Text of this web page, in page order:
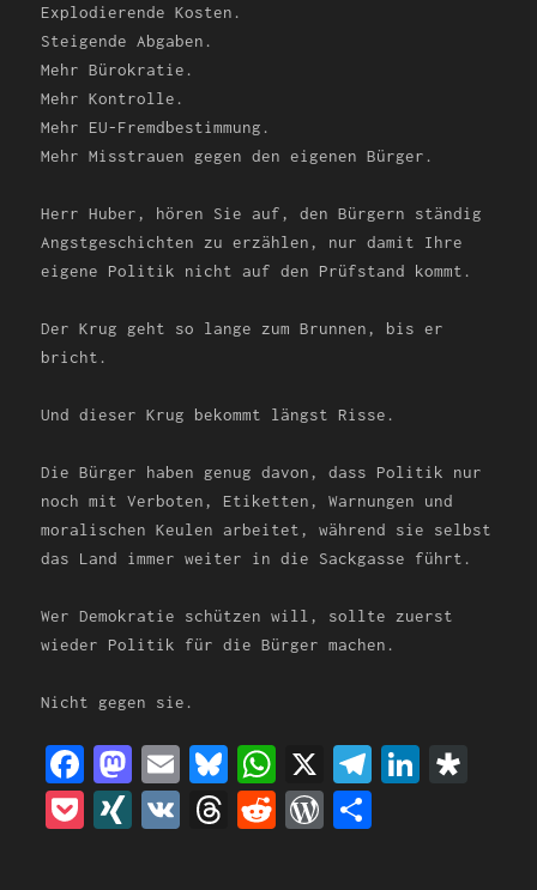
Explodierende Kosten.
Steigende Abgaben.
Mehr Bürokratie.
Mehr Kontrolle.
Mehr EU-Fremdbestimmung.
Mehr Misstrauen gegen den eigenen Bürger.
Herr Huber, hören Sie auf, den Bürgern ständig
Angstgeschichten zu erzählen, nur damit Ihre
eigene Politik nicht auf den Prüfstand kommt.
Der Krug geht so lange zum Brunnen, bis er
bricht.
Und dieser Krug bekommt längst Risse.
Die Bürger haben genug davon, dass Politik nur
noch mit Verboten, Etiketten, Warnungen und
moralischen Keulen arbeitet, während sie selbst
das Land immer weiter in die Sackgasse führt.
Wer Demokratie schützen will, sollte zuerst
wieder Politik für die Bürger machen.
Nicht gegen sie.
Fa
ce
bo
Ma
st
od
Em
ai
Bl
ue
sk
Wh
at
sA
X
Te
Li
Po
XI
VK Th Re
Wo